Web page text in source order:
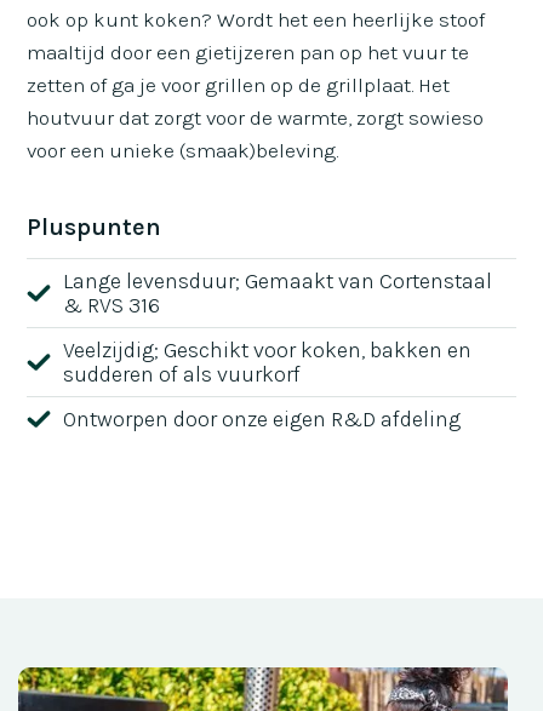
ook op kunt koken? Wordt het een heerlijke stoof
maaltijd door een gietijzeren pan op het vuur te
zetten of ga je voor grillen op de grillplaat. Het
houtvuur dat zorgt voor de warmte, zorgt sowieso
voor een unieke (smaak)beleving.
Pluspunten
Lange levensduur; Gemaakt van Cortenstaal
& RVS 316
Veelzijdig; Geschikt voor koken, bakken en
sudderen of als vuurkorf
Ontworpen door onze eigen R&D afdeling